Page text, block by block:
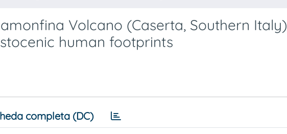
Volcano (Caserta, Southern Italy)
human footprints
completa (DC)